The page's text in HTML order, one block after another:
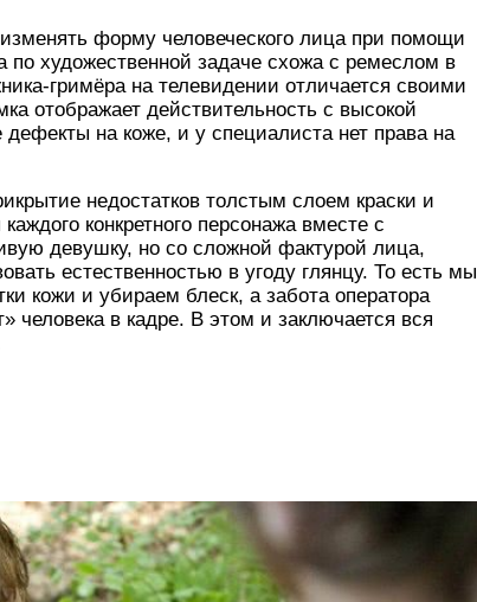
форму человеческого лица при помощи
по художественной задаче схожа с ремеслом в
гримёра на телевидении отличается своими
отображает действительность с высокой
на коже, и у специалиста нет права на
недостатков толстым слоем краски и
конкретного персонажа вместе с
девушку, но со сложной фактурой лица,
естественностью в угоду глянцу. То есть мы
кожи и убираем блеск, а забота оператора
человека в кадре. В этом и заключается вся